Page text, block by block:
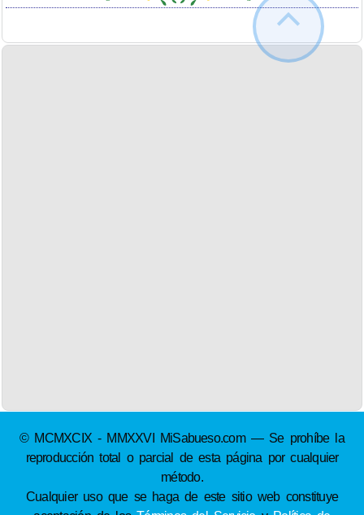
© MCMXCIX - MMXXVI MiSabueso.com — Se prohíbe la
reproducción total o parcial de esta página por cualquier
método.
Cualquier uso que se haga de este sitio web constituye